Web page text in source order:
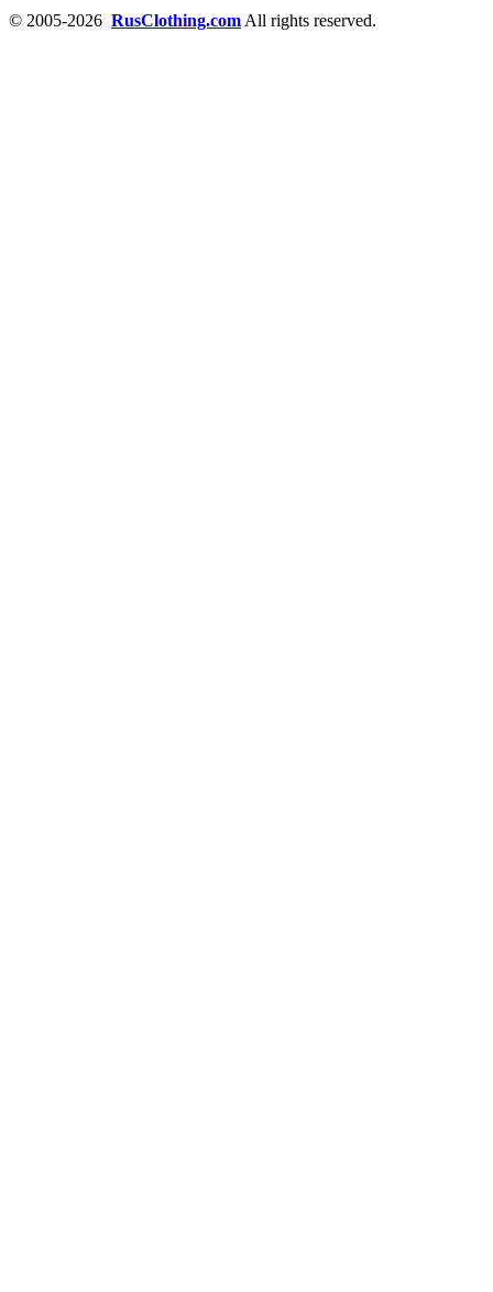
© 2005-2026 RusClothing.com All rights reserved.